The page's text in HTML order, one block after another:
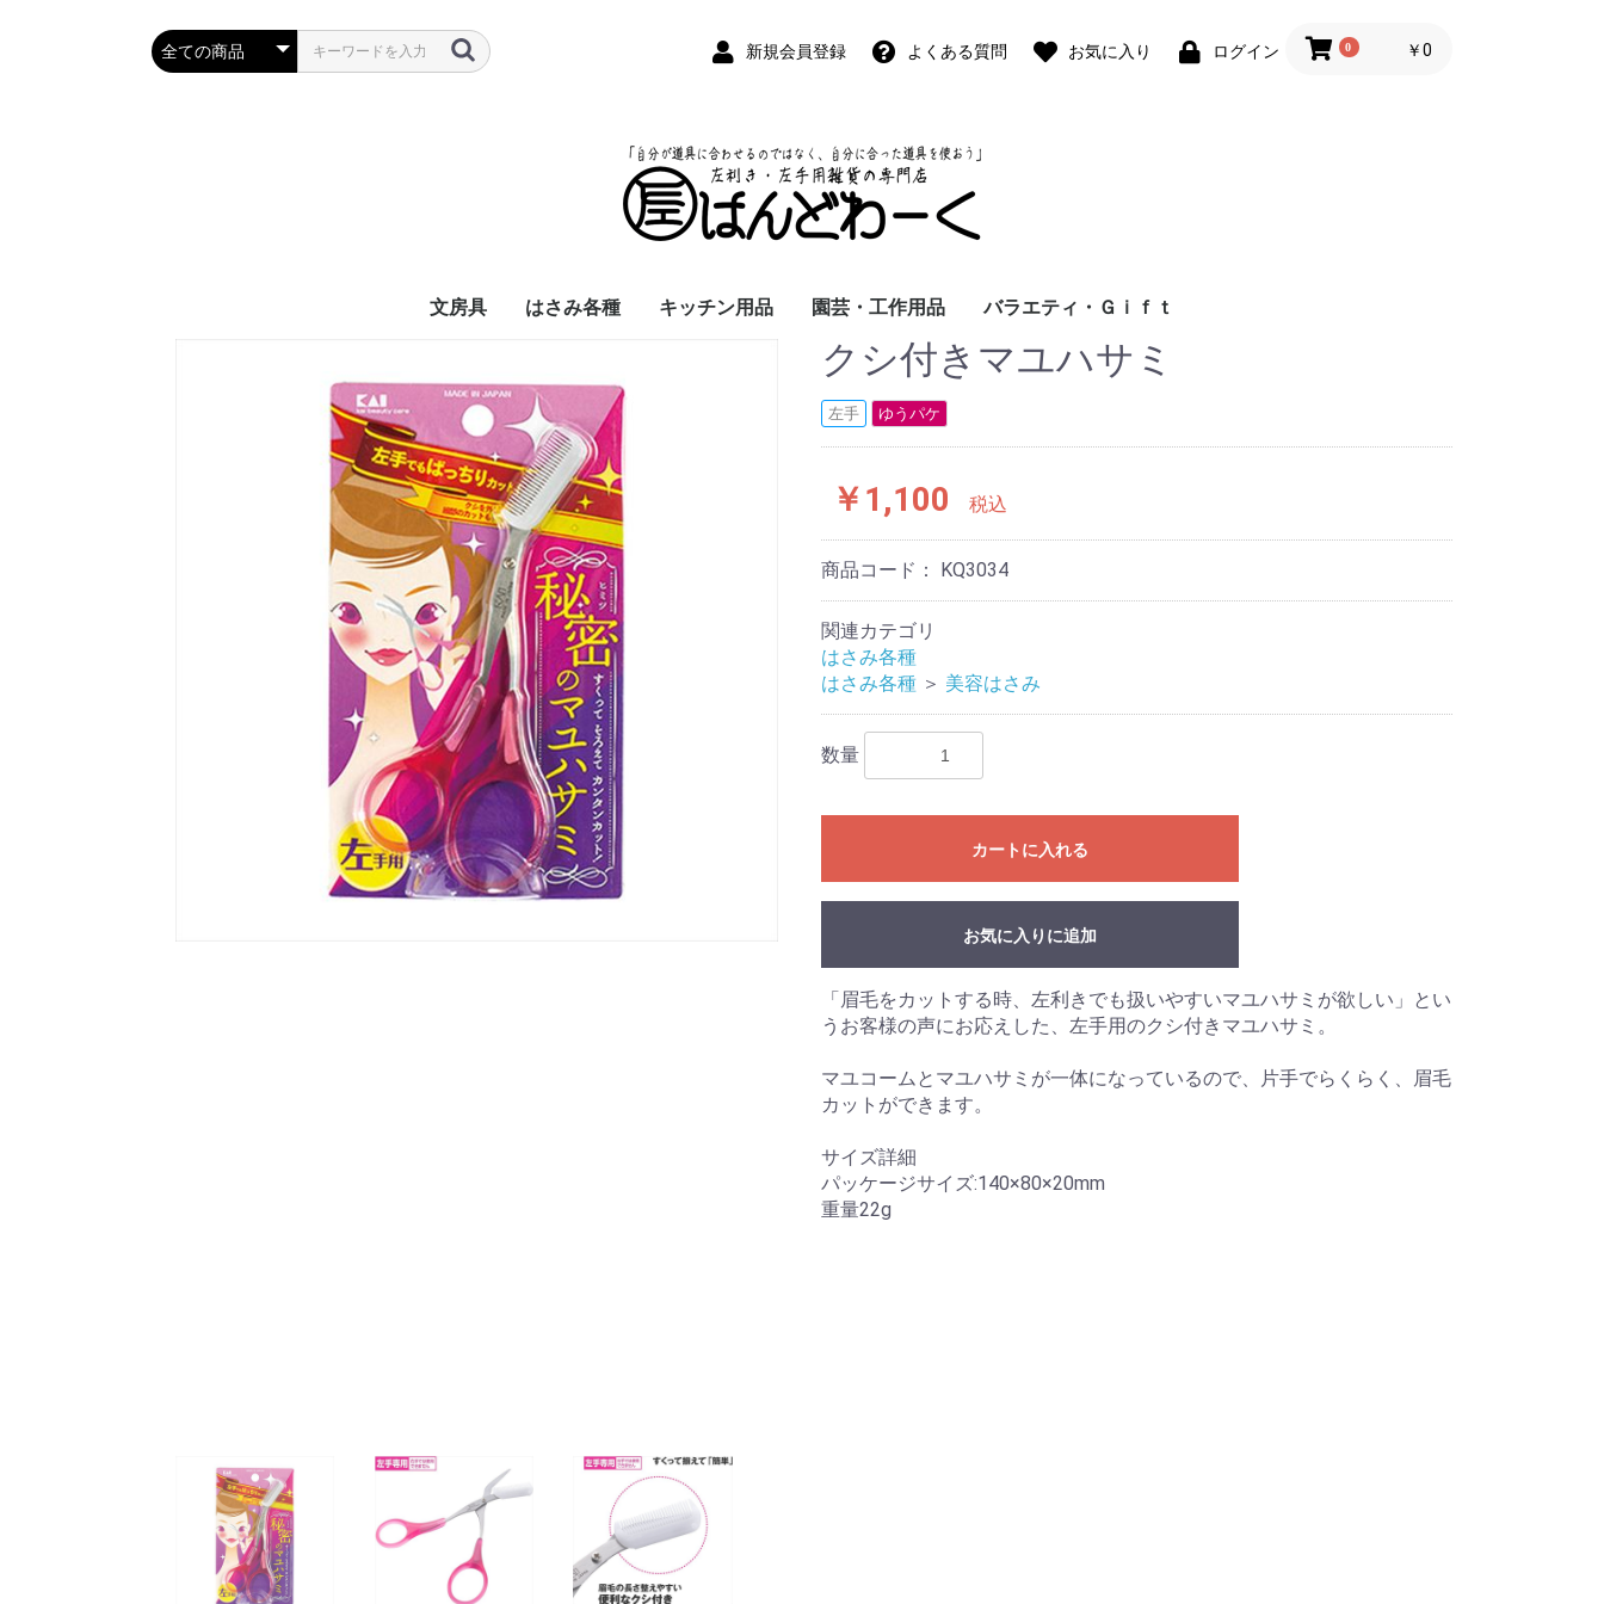
新規会員登録 よくある質問 お気に入り ログイン 0 ￥0
文房具 はさみ各種 キッチン用品 園芸・工作用品
草取鎌
園芸はさみ
メジャー・曲尺
カッター
工作用具・その他
バラエティ・Ｇｉｆｔ
Wallet(財布)
時計
デジタル小物
バラエティグッズ
ファッション小物
京扇子
書籍
クシ付きマユハサミ
左手 ゆうパケ
￥1,100 税込
商品コード： KQ3034
関連カテゴリ
はさみ各種
はさみ各種 ＞ 美容はさみ
数量
カートに入れる
お気に入りに追加
「眉毛をカットする時、左利きでも扱いやすいマユハサミが欲しい」とい
うお客様の声にお応えした、左手用のクシ付きマユハサミ。
マユコームとマユハサミが一体になっているので、片手でらくらく、眉毛
カットができます。
サイズ詳細
パッケージサイズ:140×80×20mm
重量22g